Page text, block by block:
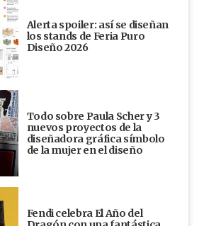
Alerta spoiler: así se diseñan
los stands de Feria Puro
Diseño 2026
Todo sobre Paula Scher y 3
nuevos proyectos de la
diseñadora gráfica símbolo
de la mujer en el diseño
Fendi celebra El Año del